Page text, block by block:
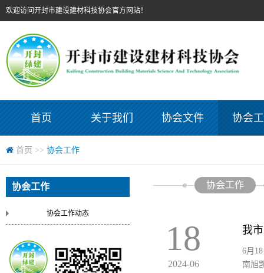
欢迎访问开封市建设建材科技协会官方网站！
首页 关于我们 协会文件 协会
首页 >> 协会工作
协会工作
协会工作动态
协会工作
18
2024-06
我
6月
南旭